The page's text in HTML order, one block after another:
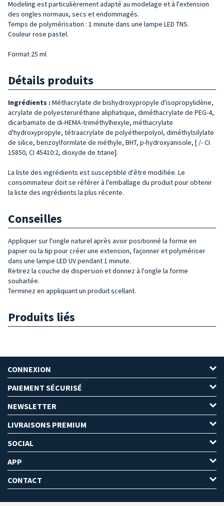
Modeling est particulièrement adapté au modelage et à l'extension
des ongles normaux, secs et endommagés.
Temps de polymérisation : 1 minute dans une lampe LED TNS.
Couleur rose pastel.
Format 25 ml
Détails produits
Ingrédients : Méthacrylate de bishydroxypropyle d'isopropylidène,
acrylate de polyesteruréthane aliphatique, diméthacrylate de PEG-4,
dicarbamate de di-HEMA-triméthylhexyle, méthacrylate
d'hydroxypropyle, tétraacrylate de polyétherpolyol, diméthylsilylate
de silice, benzoylformlate de méthyle, BHT, p-hydroxyanisole, [ /- CI
15850, CI 45410:2, dioxyde de titane].
La liste des ingrédients est susceptible d'être modifiée. Le
consommateur doit se référer à l'emballage du produit pour obtenir
la liste des ingrédients la plus récente.
Conseilles
Appliquer sur l'ongle naturel après avoir positionné la forme en
papier ou la tip pour créer une extension, façonner et polymériser
dans une lampe LED UV pendant 1 minute.
Retirez la couche de dispersion et donnez à l'ongle la forme
souhaitée.
Terminez en appliquant un produit scellant.
Produits liés
CONNEXION
PAIEMENT SÉCURISÉ
NEWSLETTER
LIVRAISONS PREMIUM
SOCIAL
APP
CONTACT